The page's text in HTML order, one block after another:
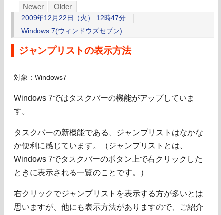
Newer Older
2009年12月22日（火） 12時47分
Windows 7(ウィンドウズセブン)
ジャンプリストの表示方法
対象：Windows7
Windows 7ではタスクバーの機能がアップしていま
す。
タスクバーの新機能である、ジャンプリストはなかな
か便利に感じています。（ジャンプリストとは、
Windows 7でタスクバーのボタン上で右クリックした
ときに表示される一覧のことです。）
右クリックでジャンプリストを表示する方が多いとは
思いますが、他にも表示方法がありますので、ご紹介